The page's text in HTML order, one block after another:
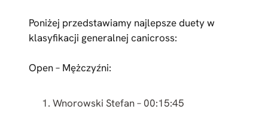
Poniżej przedstawiamy najlepsze duety w
klasyfikacji generalnej canicross:
Open – Mężczyźni:
Wnorowski Stefan – 00:15:45